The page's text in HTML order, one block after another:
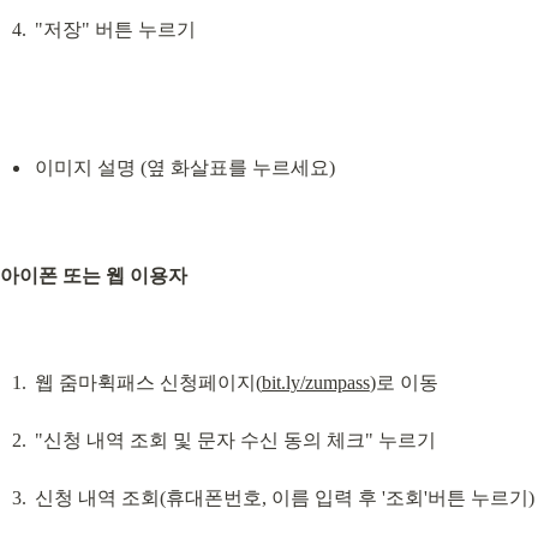
"저장" 버튼 누르기
이미지 설명 (옆 화살표를 누르세요)
아이폰 또는 웹 이용자
웹 줌마휙패스 신청페이지(bit.ly/zumpass)로 이동
"신청 내역 조회 및 문자 수신 동의 체크" 누르기
신청 내역 조회(휴대폰번호, 이름 입력 후 '조회'버튼 누르기)